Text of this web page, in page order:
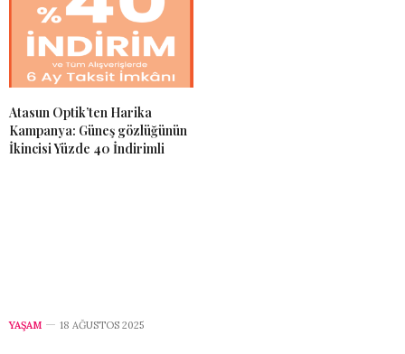
Atasun Optik’ten Harika
Kampanya: Güneş gözlüğünün
İkincisi Yüzde 40 İndirimli
YAŞAM 18 AĞUSTOS 2025